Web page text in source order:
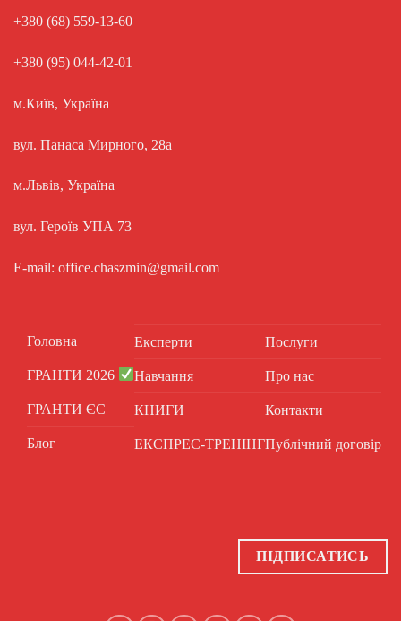
+380 (68) 559-13-60
+380 (95) 044-42-01
м.Київ, Україна
вул. Панаса Мирного, 28а
м.Львів, Україна
вул. Героїв УПА 73
E-mail: office.chaszmin@gmail.com
Головна
ГРАНТИ 2026
ГРАНТИ ЄС
Блог
Експерти
Навчання
КНИГИ
ЕКСПРЕС-ТРЕНІНГ
Послуги
Про нас
Контакти
Публічний договір
ПІДПИСАТИСЬ